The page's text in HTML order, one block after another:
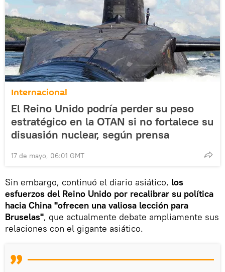
Internacional
El Reino Unido podría perder su peso
estratégico en la OTAN si no fortalece su
disuasión nuclear, según prensa
17 de mayo, 06:01 GMT
Sin embargo, continuó el diario asiático, los
esfuerzos del Reino Unido por recalibrar su política
hacia China "ofrecen una valiosa lección para
Bruselas", que actualmente debate ampliamente sus
relaciones con el gigante asiático.